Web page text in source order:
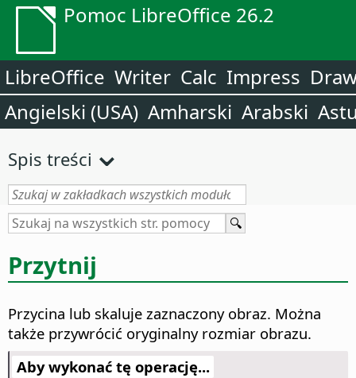
Pomoc LibreOffice 26.2
LibreOffice Writer Calc Impress
Angielski (USA) Amharski Arabski
Spis treści
Przytnij
Przycina lub skaluje zaznaczony obraz. Można
także przywrócić oryginalny rozmiar obrazu.
Aby wykonać tę operację...